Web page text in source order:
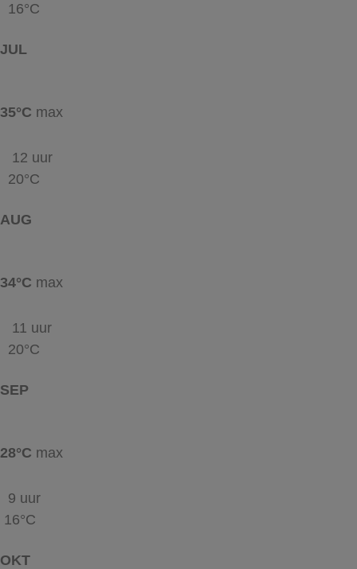
16°C
JUL
35°C max
12 uur
20°C
AUG
34°C max
11 uur
20°C
SEP
28°C max
9 uur
16°C
OKT